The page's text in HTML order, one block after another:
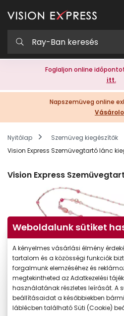
Foglaljon online
itt.
Napszemüveg online
Nyitólap
Szemüveg kiegészítők
Vision Express Szemüvegtartó lánc
Vision Express
Weboldalunk sütiket
A kényelmes vásárlási élmény
tartalom és a közösségi funkciók
forgalmunk elemzéséhez és
megtekintheted az Adatkezelési
használatának részletes leírását. A
beállításaidat a későbbiekben
láblécben található Süti (Cookie)